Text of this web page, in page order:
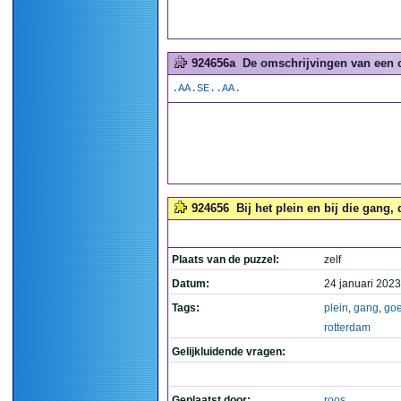
924656a De omschrijvingen van een
.AA.SE..AA.
924656 Bij het plein en bij die gang,
Plaats van de puzzel:
zelf
Datum:
24 januari
Tags:
plein, gang,
rotterdam
Gelijkluidende vragen: